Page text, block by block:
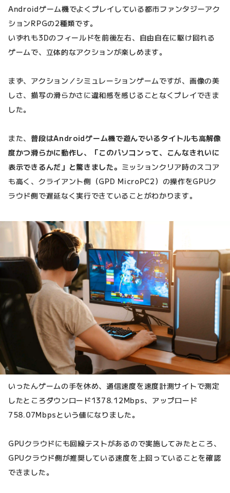
Androidゲーム機でよくプレイしている都市ファンタジーアク
ションRPGの2種類です。
いずれも3Dのフィールドを前後左右、自由自在に駆け回れる
ゲームで、立体的なアクションが楽しめます。
まず、アクション／シミュレーションゲームですが、画像の美
しさ、描写の滑らかさに違和感を感じることなくプレイできま
した。
また、 普段はAndroidゲーム機で遊んでいるタイトルも高解像
度かつ滑らかに動作し、「このパソコンって、こんなきれいに
表示できるんだ」と驚きました。 ミッションクリア時のスコア
も高く、クライアント側（GPD MicroPC2）の操作をGPUク
ラウド側で遅延なく実行できていることがわかります。
いったんゲームの手を休め、通信速度を速度計測サイトで測定
したところダウンロード1378.12Mbps、アップロード
758.07Mbpsという値になりました。
GPUクラウドにも回線テストがあるので実施してみたところ、
GPUクラウド側が推奨している速度を上回っていることを確認
できました。